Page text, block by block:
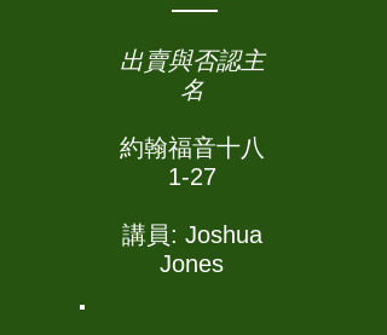
出賣與否認主
名
約翰福音十八
1-27
講員: Joshua
Jones